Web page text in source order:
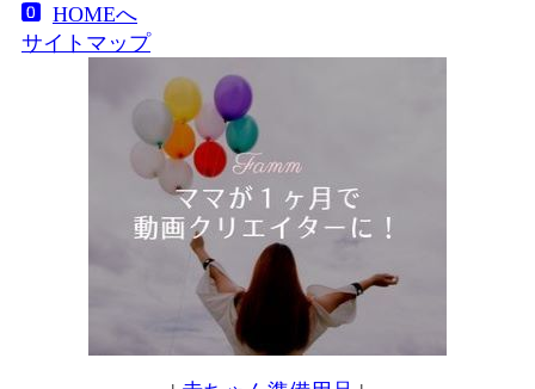
HOMEへ
サイトマップ